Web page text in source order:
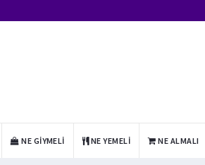
NE GIYMELI NE YEMELI NE ALMALI